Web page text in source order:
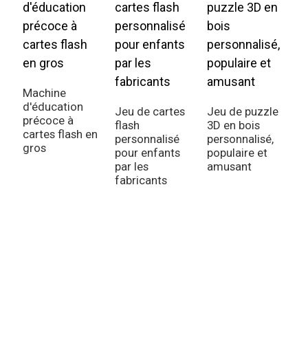
Machine
d'éducation
précoce à
cartes flash en
gros
Jeu de cartes
flash
personnalisé
pour enfants
par les
fabricants
Jeu de puzzle
3D en bois
personnalisé,
populaire et
amusant